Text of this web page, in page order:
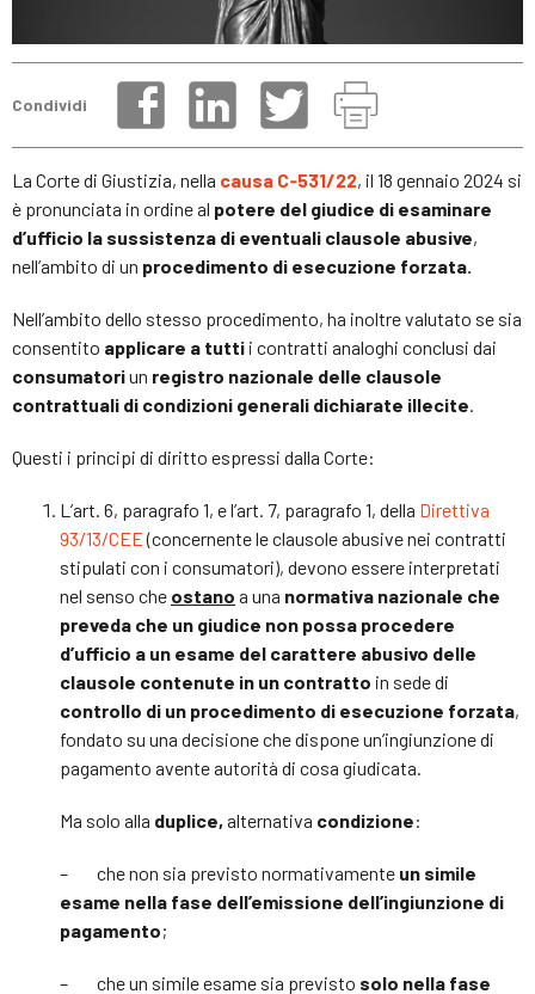
Condividi
La Corte di Giustizia, nella causa C‑531/22, il 18 gennaio 2024 si
è pronunciata in ordine al potere del giudice di esaminare
d’ufficio la sussistenza di eventuali clausole abusive,
nell’ambito di un procedimento di esecuzione forzata.
Nell’ambito dello stesso procedimento, ha inoltre valutato se sia
consentito applicare a tutti i contratti analoghi conclusi dai
consumatoriun registro nazionale delle clausole
contrattuali di condizioni generali dichiarate illecite.
Questi i principi di diritto espressi dalla Corte:
L’art. 6, paragrafo 1, e l’art. 7, paragrafo 1, della Direttiva
93/13/CEE(concernente le clausole abusive nei contratti
stipulati con i consumatori), devono essere interpretati
nel senso che ostano a una normativa nazionale che
preveda che un giudice non possa procedere
d’ufficio a un esame del carattere abusivo delle
clausole contenute in un contratto in sede di
controllo di un procedimento di esecuzione forzata,
fondato su una decisione che dispone un’ingiunzione di
pagamento avente autorità di cosa giudicata.
Ma solo alla duplice, alternativa condizione:
– che non sia previsto normativamente un simile
esame nella fase dell’emissione dell’ingiunzione di
pagamento;
– che un simile esame sia previsto solo nella fase